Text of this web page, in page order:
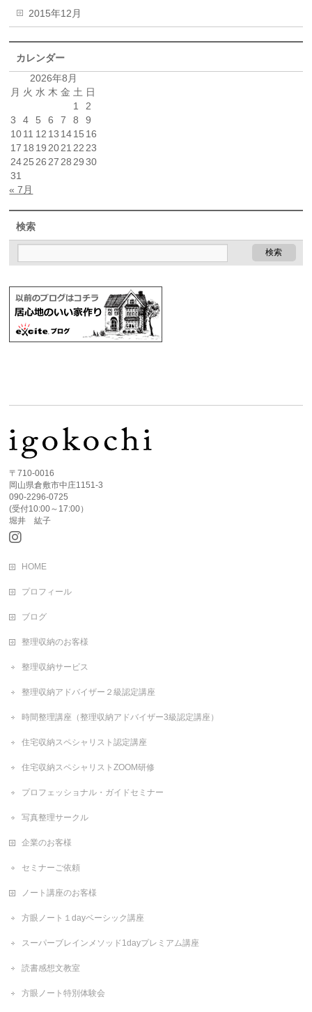
2015年12月
カレンダー
2026年8月
月 火 水 木 金 土 日
1
2
3
4 5 6 7 8
9
1011 12 13 1415 16
17 18 19 2021 22 23
2425 26 27 28 29 30
31
« 7月
検索
〒710-0016
岡山県倉敷市中庄1151-3
090-2296-0725
(受付10:00～17:00）
堀井 紘子
HOME
プロフィール
ブログ
整理収納のお客様
整理収納サービス
整理収納アドバイザー２級認定講座
時間整理講座（整理収納アドバイザー3級認定講座）
住宅収納スペシャリスト認定講座
住宅収納スペシャリストZOOM研修
プロフェッショナル・ガイドセミナー
写真整理サークル
企業のお客様
セミナーご依頼
ノート講座のお客様
方眼ノート１dayベーシック講座
スーパーブレインメソッド1dayプレミアム講座
読書感想文教室
方眼ノート特別体験会